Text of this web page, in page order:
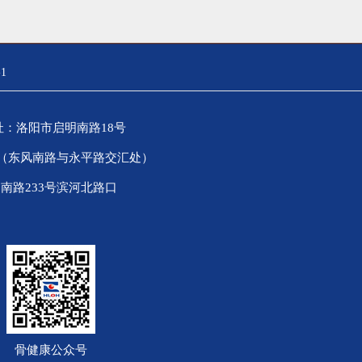
洛阳市启明南路18号
风南路与永平路交汇处）
路233号滨河北路口
骨健康公众号